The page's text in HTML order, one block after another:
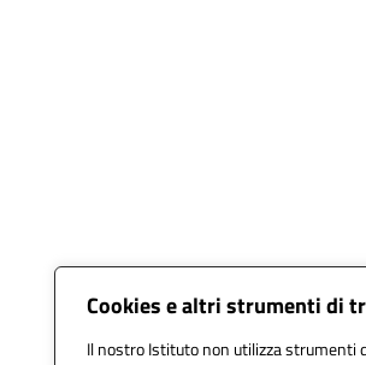
Cookies e altri strumenti di
Il nostro Istituto non utilizza strumenti